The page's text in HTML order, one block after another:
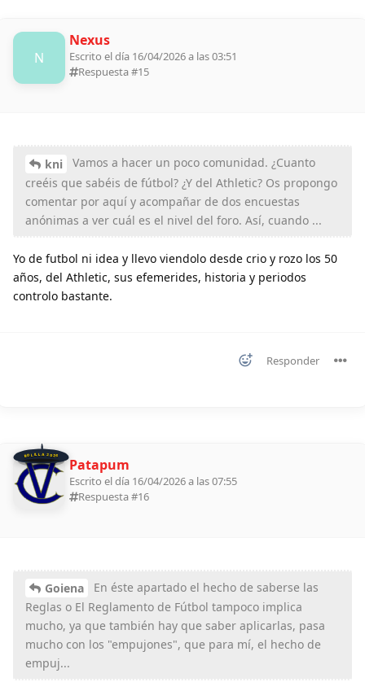
N
Nexus
Escrito el día 16/04/2026 a las 03:51
Respuesta #15
kni
Vamos a hacer un poco comunidad. ¿Cuanto
creéis que sabéis de fútbol? ¿Y del Athletic? Os propongo
comentar por aquí y acompañar de dos encuestas
anónimas a ver cuál es el nivel del foro. Así, cuando ...
Yo de futbol ni idea y llevo viendolo desde crio y rozo los 50
años, del Athletic, sus efemerides, historia y periodos
controlo bastante.
Responder
BOLILLA 2026 Patapum
Escrito el día 16/04/2026 a las 07:55
Respuesta #16
Goiena
En éste apartado el hecho de saberse las
Reglas o El Reglamento de Fútbol tampoco implica
mucho, ya que también hay que saber aplicarlas, pasa
mucho con los "empujones", que para mí, el hecho de
empuj...